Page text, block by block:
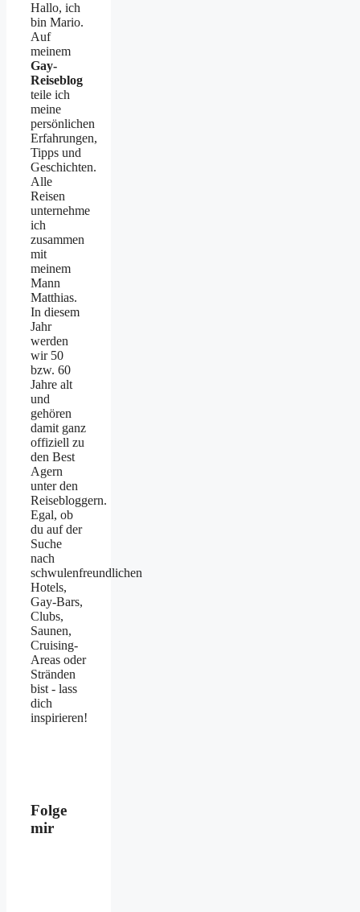
Hallo, ich
bin Mario.
Auf
meinem
Gay-
Reiseblog
teile ich
meine
persönlichen
Erfahrungen,
Tipps und
Geschichten.
Alle
Reisen
unternehme
ich
zusammen
mit
meinem
Mann
Matthias.
In diesem
Jahr
werden
wir 50
bzw. 60
Jahre alt
und
gehören
damit ganz
offiziell zu
den Best
Agern
unter den
Reisebloggern.
Egal, ob
du auf der
Suche
nach
schwulenfreundlichen
Hotels,
Gay-Bars,
Clubs,
Saunen,
Cruising-
Areas oder
Stränden
bist - lass
dich
inspirieren!
Folge
mir